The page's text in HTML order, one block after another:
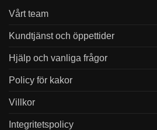
Vårt team
Kundtjänst och öppettider
Hjälp och vanliga frågor
Policy för kakor
Villkor
Integritetspolicy